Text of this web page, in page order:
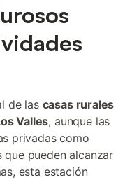
de las casas rurales
Valles, aunque las
privadas como
pueden alcanzar
esta estación